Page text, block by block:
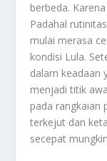
berbeda.
Padahal
mulai merasa
kondisi Lula.
dalam keadaan
menjadi titik
pada rangkaian
terkejut dan
secepat